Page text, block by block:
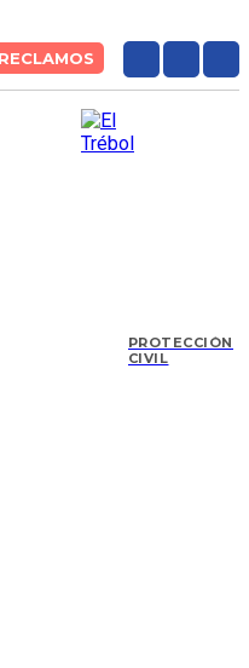
RECLAMOS
PROTECCIÓN
CIVIL